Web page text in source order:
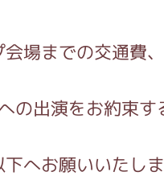
会場までの交通費
の出演をお約束
下へお願いいたし